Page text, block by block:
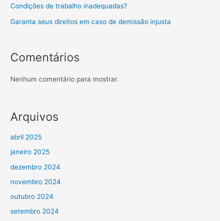
Condições de trabalho inadequadas?
Garanta seus direitos em caso de demissão injusta
Comentários
Nenhum comentário para mostrar.
Arquivos
abril 2025
janeiro 2025
dezembro 2024
novembro 2024
outubro 2024
setembro 2024